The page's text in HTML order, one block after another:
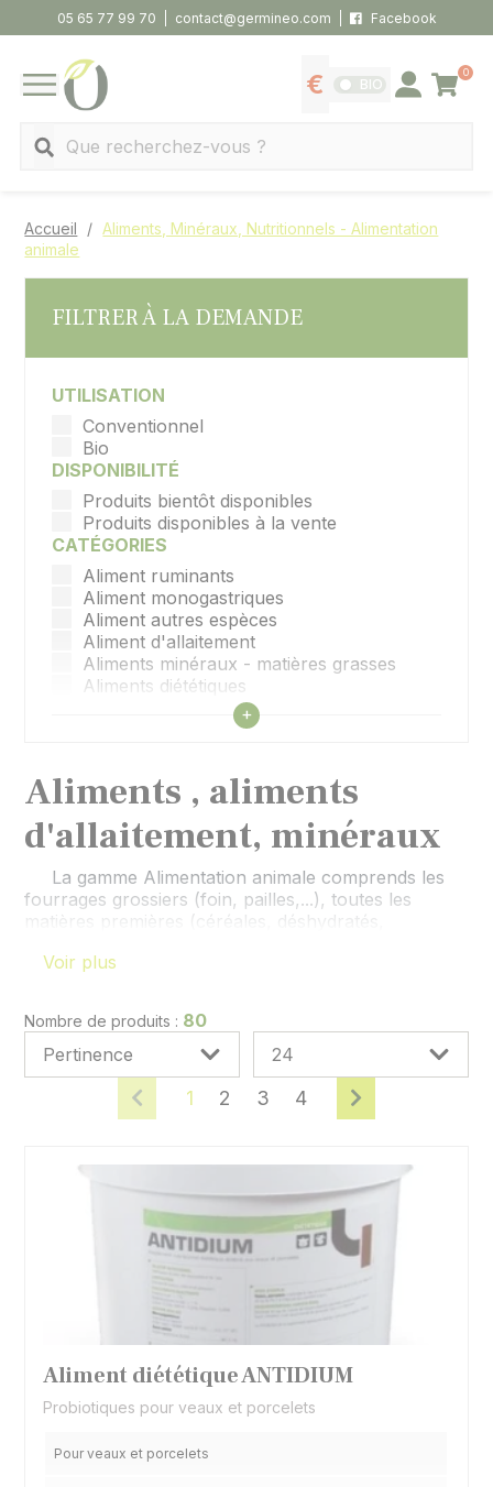
05 65 77 99 70 contact@germineo.com Facebook
MENU
Afficher les tarifs
BIO Se connecter
0
Panier
Accueil
Aliments, Minéraux, Nutritionnels - Alimentation
animale
FILTRER À LA DEMANDE
UTILISATION
Conventionnel
Bio
DISPONIBILITÉ
Produits bientôt disponibles
Produits disponibles à la vente
CATÉGORIES
Aliment ruminants
Aliment monogastriques
Aliment autres espèces
Aliment d'allaitement
Aliments minéraux - matières grasses
Aliments diététiques
Afficher tous les filtres
+
Aliments , aliments
d'allaitement, minéraux
La gamme Alimentation animale comprends les
fourrages grossiers (foin, pailles,...), toutes les
matières premières (céréales, déshydratés,
concentrés complets ou complémentaires composés
minéraux vitaminisés, mais aussi les aliments
d'allaitements (poudre de lait,...).
Cette gamme est destiné au ruminants et
monogastriques.
Voir plus
Nombre de produits : 80
1 2 3 4
Aliment diététique ANTIDIUM
Probiotiques pour veaux et porcelets
Pour veaux et porcelets
Panneau de gestion des cookies